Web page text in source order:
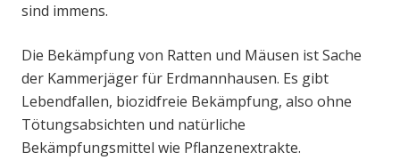
sind immens.
Die Bekämpfung von Ratten und Mäusen ist Sache
der Kammerjäger für Erdmannhausen. Es gibt
Lebendfallen, biozidfreie Bekämpfung, also ohne
Tötungsabsichten und natürliche
Bekämpfungsmittel wie Pflanzenextrakte.